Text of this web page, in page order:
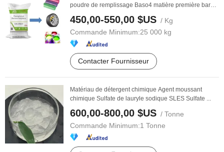
poudre de remplissage Baso4 matière première baryte
450,00-550,00 $US / Kg
Commande Minimum:25 000 kg
Contacter Fournisseur
Matériau de détergent chimique Agent moussant
chimique Sulfate de lauryle sodique SLES Sulfate ...
600,00-800,00 $US / Tonne
Commande Minimum:1 Tonne